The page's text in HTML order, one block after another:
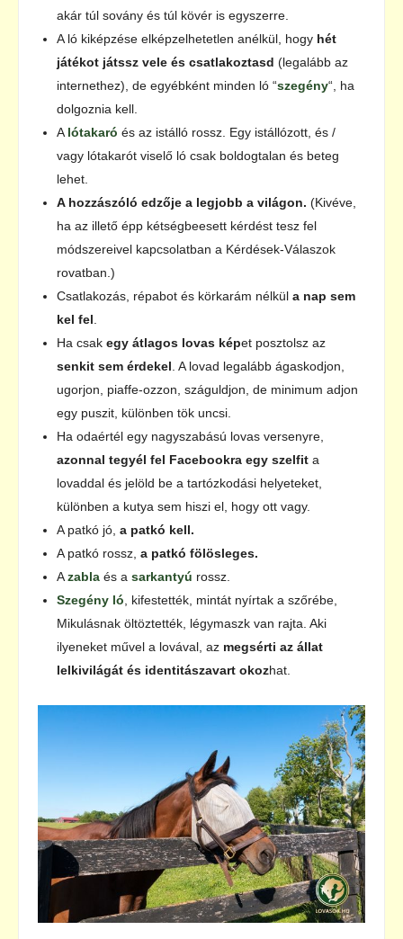
akár túl sovány és túl kövér is egyszerre.
A ló kiképzése elképzelhetetlen anélkül, hogy hét
játékot játssz vele és csatlakoztasd (legalább az
internethez), de egyébként minden ló “szegény“, ha
dolgoznia kell.
A lótakaró és az istálló rossz. Egy istállózott, és /
vagy lótakarót viselő ló csak boldogtalan és beteg
lehet.
A hozzászóló edzője a legjobb a világon. (Kivéve,
ha az illető épp kétségbeesett kérdést tesz fel
módszereivel kapcsolatban a Kérdések-Válaszok
rovatban.)
Csatlakozás, répabot és körkarám nélkül a nap sem
kel fel
Ha csak egy átlagos lovas képet posztolsz az
senkit sem érdekel . A lovad legalább ágaskodjon,
ugorjon, piaffe-ozzon, száguldjon, de minimum adjon
egy puszit, különben tök uncsi.
Ha odaértél egy nagyszabású lovas versenyre,
azonnal tegyél fel Facebookra egy szelfit a
lovaddal és jelöld be a tartózkodási helyeteket,
különben a kutya sem hiszi el, hogy ott vagy.
A patkó jó, a patkó kell.
A patkó rossz, a patkó fölösleges.
Azabla és a sarkantyú rossz.
Szegény ló , kifestették, mintát nyírtak a szőrébe,
Mikulásnak öltöztették, légymaszk van rajta. Aki
ilyeneket művel a lovával, az megsérti az állat
lelkivilágát és identitászavart okozhat.